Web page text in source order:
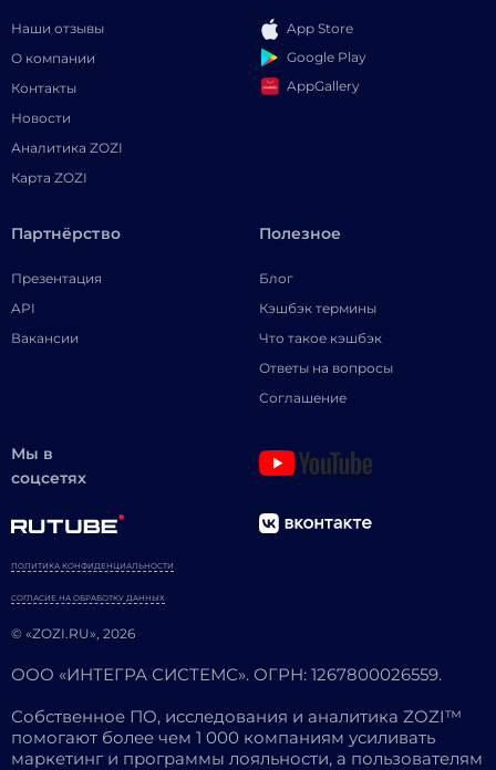
Наши отзывы
О компании
Контакты
Новости
Аналитика ZOZI
Карта ZOZI
App Store
Google Play
AppGallery
Партнёрство
Презентация
API
Вакансии
Полезное
Блог
Кэшбэк термины
Что такое кэшбэк
Ответы на вопросы
Соглашение
Мы в
соцсетях
© «ZOZI.RU», 2026
ПОЛИТИКА КОНФИДЕНЦИАЛЬНОСТИ
СОГЛАСИЕ НА ОБРАБОТКУ ДАННЫХ
ООО «ИНТЕГРА СИСТЕМС». ОГРН: 1267800026559.
Собственное ПО, исследования и аналитика ZOZI™
помогают более чем 1 000 компаниям усиливать
маркетинг и программы лояльности, а пользователям